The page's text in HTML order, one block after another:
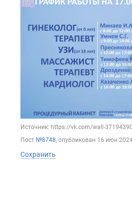
Источник: https://vk.com/wall-
Пост №8748, опубликован 16 июн
Сохранить